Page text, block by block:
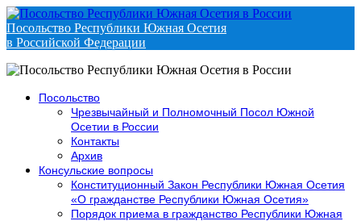
Посольство Республики Южная Осетия
в Российской Федерации
Посольство
Чрезвычайный и Полномочный Посол Южной
Осетии в России
Контакты
Архив
Консульские вопросы
Конституционный Закон Республики Южная Осетия
«О гражданстве Республики Южная Осетия»
Порядок приема в гражданство Республики Южная